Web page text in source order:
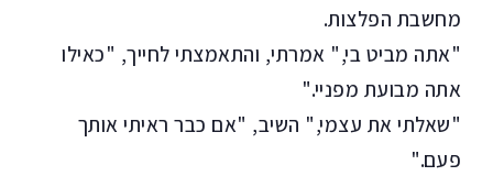
מחשבת הפלצות.
"אתה מביט בי," אמרתי, והתאמצתי לחייך, "כאילו
אתה מבועת מפניי."
"שאלתי את עצמי," השיב, "אם כבר ראיתי אותך
פעם."